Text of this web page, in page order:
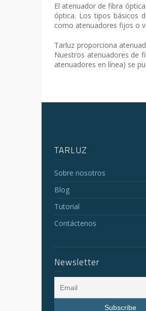
El atenuador de fibra
óptica. Los tipos básicos
como atenuadores fijos o
Tarluz proporciona
Nuestros atenuadores de
atenuadores en línea) se
TARLUZ
Sobre nosotros
Blog
Tutorial
Contáctenos
Newsletter